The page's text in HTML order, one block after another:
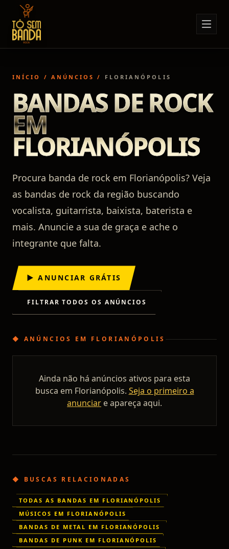
Sobre Nós
Eventos
Minha Conta
Contato
INÍCIO / ANÚNCIOS / FLORIANÓPOLIS
BANDAS DE ROCK
EM
FLORIANÓPOLIS
Procura banda de rock em Florianópolis? Veja
as bandas de rock da região buscando
vocalista, guitarrista, baixista, baterista e
mais. Anuncie a sua de graça e ache o
integrante que falta.
▶ ANUNCIAR GRÁTIS
FILTRAR TODOS OS ANÚNCIOS
◆ ANÚNCIOS EM FLORIANÓPOLIS
Ainda não há anúncios ativos para esta
busca em Florianópolis. Seja o primeiro a
anunciar e apareça aqui.
◆ BUSCAS RELACIONADAS
TODAS AS BANDAS EM FLORIANÓPOLIS
MÚSICOS EM FLORIANÓPOLIS
BANDAS DE METAL EM FLORIANÓPOLIS
BANDAS DE PUNK EM FLORIANÓPOLIS